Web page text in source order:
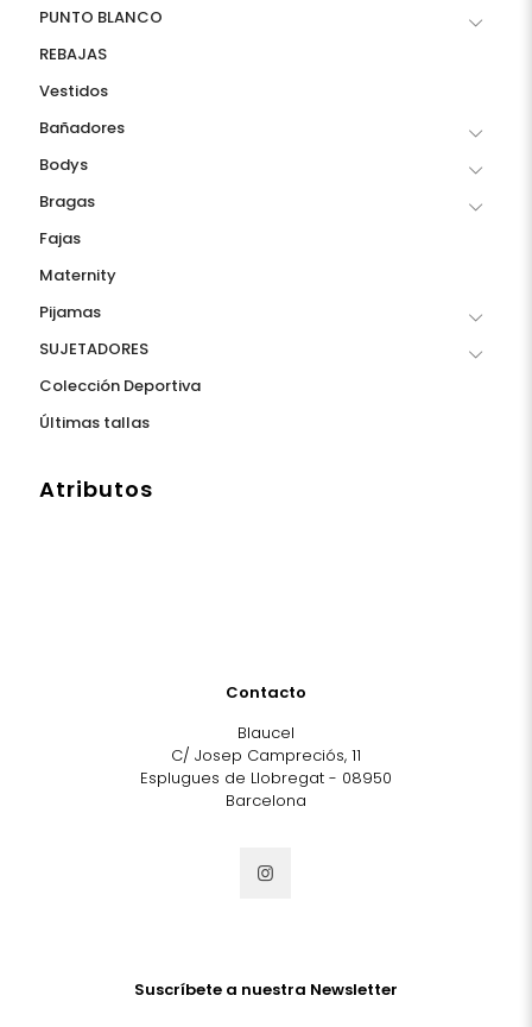
PUNTO BLANCO
REBAJAS
Vestidos
Bañadores
Bodys
Bragas
Fajas
Maternity
Pijamas
SUJETADORES
Colección Deportiva
Últimas tallas
Atributos
Contacto
Blaucel
C/ Josep Campreciós, 11
Esplugues de Llobregat - 08950
Barcelona
Suscríbete a nuestra Newsletter